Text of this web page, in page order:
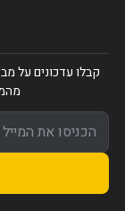
קבלו עדכונים על